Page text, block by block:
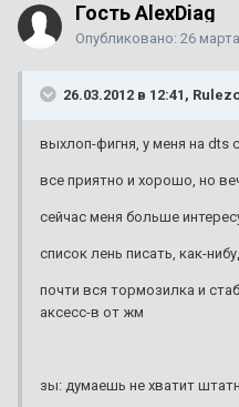
Гость AlexDiag
Опубликовано: 26
26.03.2012 в 12:41,
выхлоп-фигня, у меня на dts
все приятно и хорошо, но
сейчас меня больше
список лень писать, как-
почти вся тормозилка и
аксесс-в от жм
зы: думаешь не хватит